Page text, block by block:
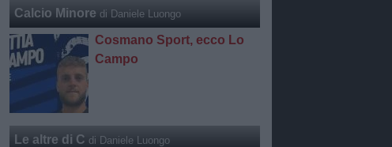
Calcio Minore di Daniele Luongo
Cosmano Sport, ecco Lo
Campo
Le altre di C di Daniele Luongo